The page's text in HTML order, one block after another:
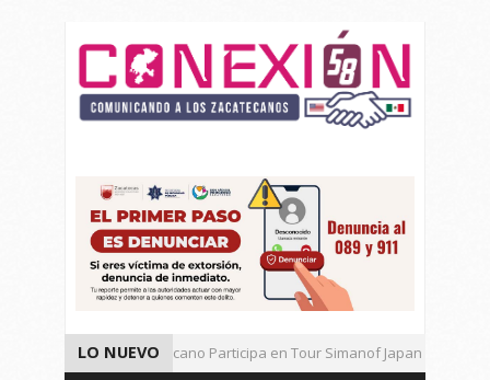
LO NUEVO
Universitario Zacatecano Participa en Tour Simanof Japan 2026
Implementa SAMA Estrategia de Reciclaje con Empresa PetStar